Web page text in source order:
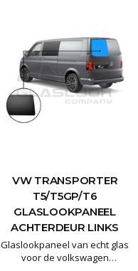
VW TRANSPORTER
T5/T5GP/T6
GLASLOOKPANEEL
ACHTERDEUR LINKS
Glaslookpaneel van echt glas
voor de volkswagen